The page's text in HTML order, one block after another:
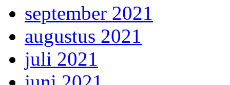
september 2021
augustus 2021
juli 2021